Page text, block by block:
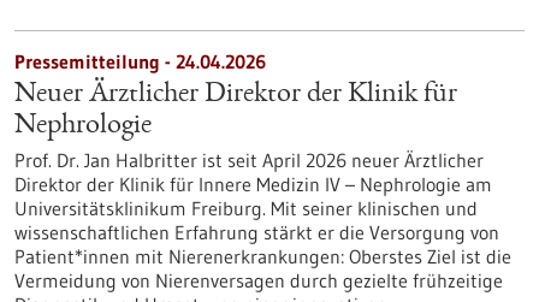
Pressemitteilung - 24.04.2026
Neuer Ärztlicher Direktor der Klinik für
Nephrologie
Prof. Dr. Jan Halbritter ist seit April 2026 neuer Ärztlicher
Direktor der Klinik für Innere Medizin IV – Nephrologie am
Universitätsklinikum Freiburg. Mit seiner klinischen und
wissenschaftlichen Erfahrung stärkt er die Versorgung von
Patient*innen mit Nierenerkrankungen: Oberstes Ziel ist die
Vermeidung von Nierenversagen durch gezielte frühzeitige